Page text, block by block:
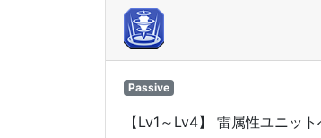
Passive
【Lv1～Lv4】 雷属性ユニッ